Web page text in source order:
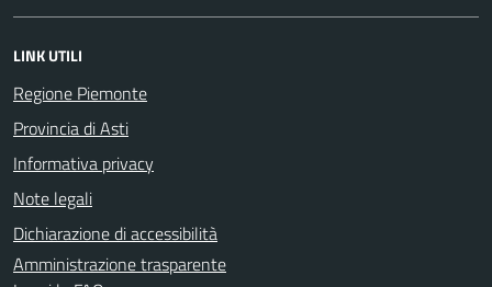
LINK UTILI
Regione Piemonte
Provincia di Asti
Informativa privacy
Note legali
Dichiarazione di accessibilità
Amministrazione trasparente